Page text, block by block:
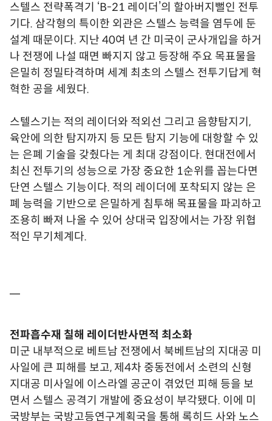
스텔스 전략폭격기 ‘B-21 레이더’의 할아버지뻘인 전투
기다. 삼각형의 특이한 외관은 스텔스 능력을 염두에 둔
설계 때문이다. 지난 40여 년 간 미국이 군사개입을 하거
나 전쟁에 나설 때면 빠지지 않고 등장해 주요 목표물을
은밀히 정밀타격하며 세계 최초의 스텔스 전투기답게 혁
혁한 공을 세웠다.
스텔스기는 적의 레이더와 적외선 그리고 음향탐지기,
육안에 의한 탐지까지 등 모든 탐지 기능에 대항할 수 있
는 은폐 기술을 갖췄다는 게 최대 강점이다. 현대전에서
최신 전투기의 성능으로 가장 중요한 1순위를 꼽는다면
단연 스텔스 기능이다. 적의 레이더에 포착되지 않는 은
폐 능력을 기반으로 은밀하게 침투해 목표물을 파괴하고
조용히 빠져 나올 수 있어 상대국 입장에서는 가장 위협
적인 무기체계다.
━
전파흡수재 칠해 레이더반사면적 최소화
미군 내부적으로 베트남 전쟁에서 북베트남의 지대공 미
사일에 큰 피해를 보고, 제4차 중동전에서 소련의 신형
지대공 미사일에 이스라엘 공군이 겪었던 피해 등을 보
면서 스텔스 공격기 개발에 중요성이 부각됐다. 이에 미
국방부는 국방고등연구계획국을 통해 록히드 사와 노스